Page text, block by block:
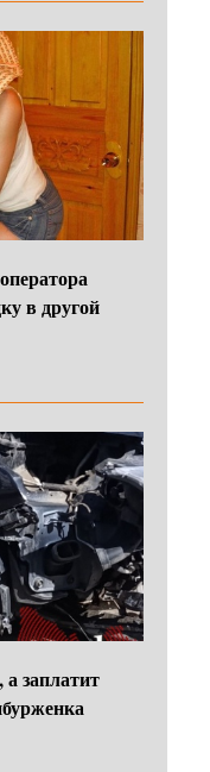
в другой
заплатит